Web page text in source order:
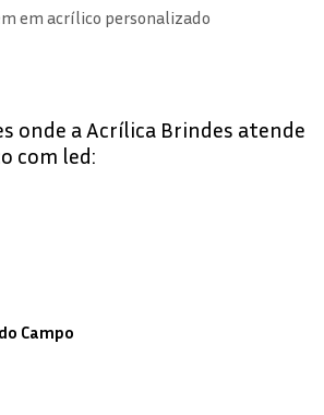
em acrílico personalizado
onde a Acrílica Brindes atende
com led:
Campo